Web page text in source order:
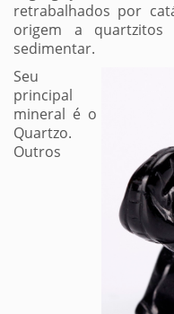
retrabalhados por
origem a quartzitos
sedimentar.
Seu
principal
mineral é o
Quartzo.
Outros